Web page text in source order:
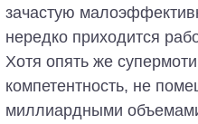
зачастую
нередко приходится
Хотя опять же
компетентность, не
миллиардными